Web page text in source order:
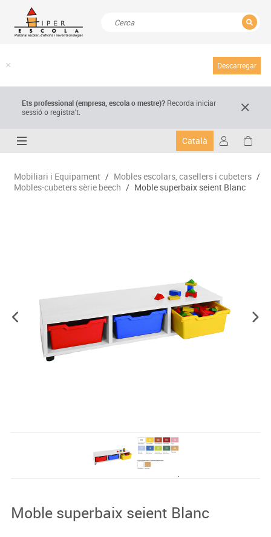
Descarregar
Ets professional (empresa,escola o mestre)? Recorda iniciar
sessió o registra't.
Català
Mobiliari i Equipament / Mobles escolars, casellers i cubeters /
Mobles-cubeters sèrie beech / Moble superbaix seient Blanc
Moble superbaix seient Blanc